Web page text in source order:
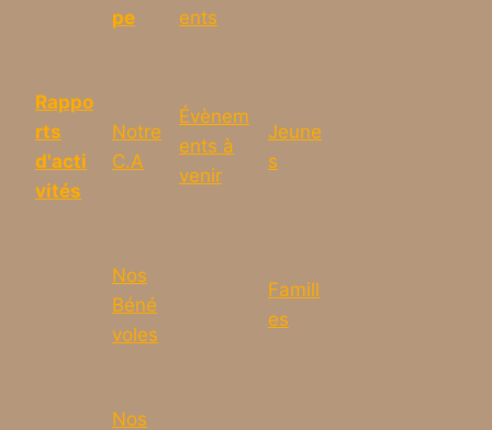
pe
ents
Rappo
rts
d'acti
vités
Notre
C.A
Évènem
ents à
venir
Jeune
s
Nos
Béné
voles
Famill
es
Nos